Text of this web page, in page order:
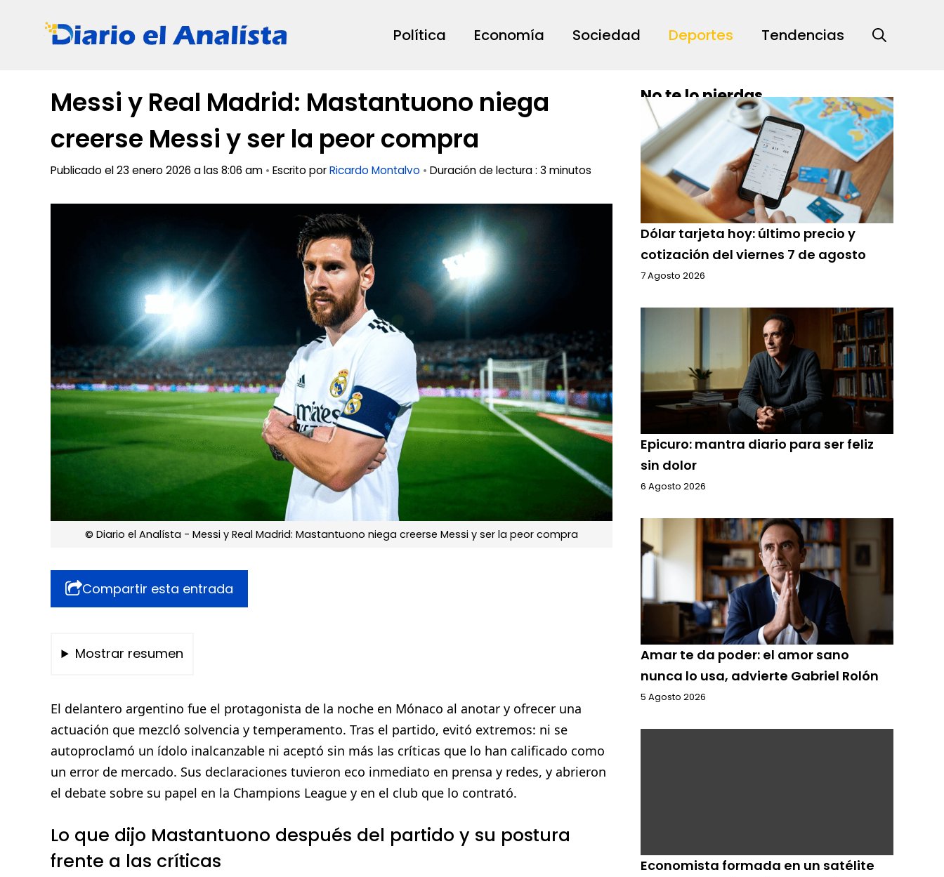
Política Economía Sociedad Deportes Tendencias
Messi y Real Madrid: Mastantuono niega
creerse Messi y ser la peor compra
Publicado el 23 enero 2026 a las 8:06 am • Escrito porRicardo Montalvo • Duración de lectura : 3 minutos
© Diario el Analísta - Messi y Real Madrid: Mastantuono niega creerse Messi y ser la peor compra
Compartir esta entrada
Mostrar resumen
El delantero argentino fue el protagonista de la noche en Mónaco al anotar y ofrecer una
actuación que mezcló solvencia y temperamento. Tras el partido, evitó extremos: ni se
autoproclamó un ídolo inalcanzable ni aceptó sin más las críticas que lo han calificado como
un error de mercado. Sus declaraciones tuvieron eco inmediato en prensa y redes, y abrieron
el debate sobre su papel en la Champions League y en el club que lo contrató.
Lo que dijo Mastantuono después del partido y su postura
frente a las críticas
No te lo pierdas
Dólar tarjeta hoy: último precio y
cotización del viernes 7 de agosto
7 Agosto 2026
Epicuro: mantra diario para ser feliz
sin dolor
6 Agosto 2026
Amar te da poder: el amor sano
nunca lo usa, advierte Gabriel Rolón
5 Agosto 2026
Economista formada en un satélite